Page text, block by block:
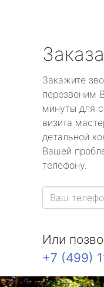
Закажите
перезвоним
минуты для
визита
детальной
Вашей
телефону.
Или
+7 (499)